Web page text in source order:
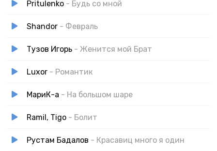
Pritulenko - Будь со мной
Shandor - Февраль
Тузов Игорь - Женится мой Брат
Luxor - Романтик
МариК-а - На большом шаре
Ramil, Tigo - Болит
Рустам Бадалов - Красавиц много я один